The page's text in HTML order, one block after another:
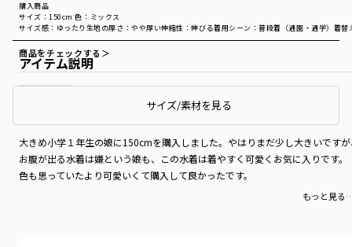
購入商品
サイズ感 ：ゆったり 生地の厚さ ：やや厚い伸縮性 ：伸びる着用シーン ：普段着（通園・通学） 着替
サイズ：150cm 色：ミックス
商品をチェックする＞
大きめ小学１年生の娘に150cmを購入しました。やはりまだ少し大きいです
お腹が出る水着は嫌という娘も、この水着は着やすく可愛くお気に入りです。
色も思っていたより可愛いくて購入して良かったです。
もっと見る
アイテム説明
サイズ/素材を見る